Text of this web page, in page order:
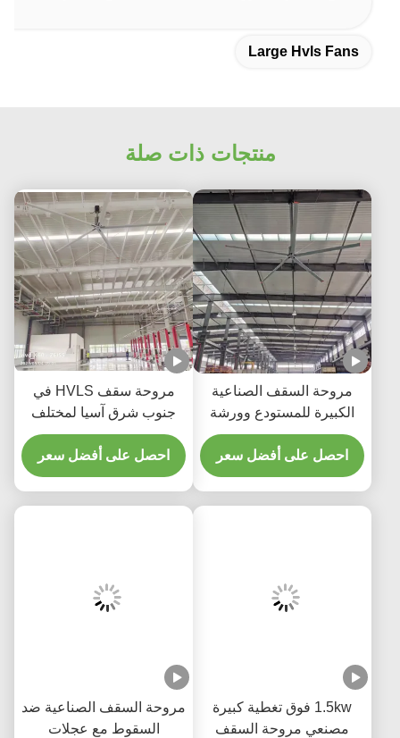
Large Hvls Fans
منتجات ذات صلة
مروحة السقف الصناعية
الكبيرة للمستودع وورشة
العمل مع محرك درايبر
العدادات
احصل على أفضل سعر
مروحة سقف HVLS في
جنوب شرق آسيا لمختلف
الأحجام مع محرك تروس 40
ديسيبل
احصل على أفضل سعر
1.5kw فوق تغطية كبيرة
مصنعي مروحة السقف
مروحة السقف الصناعية ضد
السقوط مع عجلات